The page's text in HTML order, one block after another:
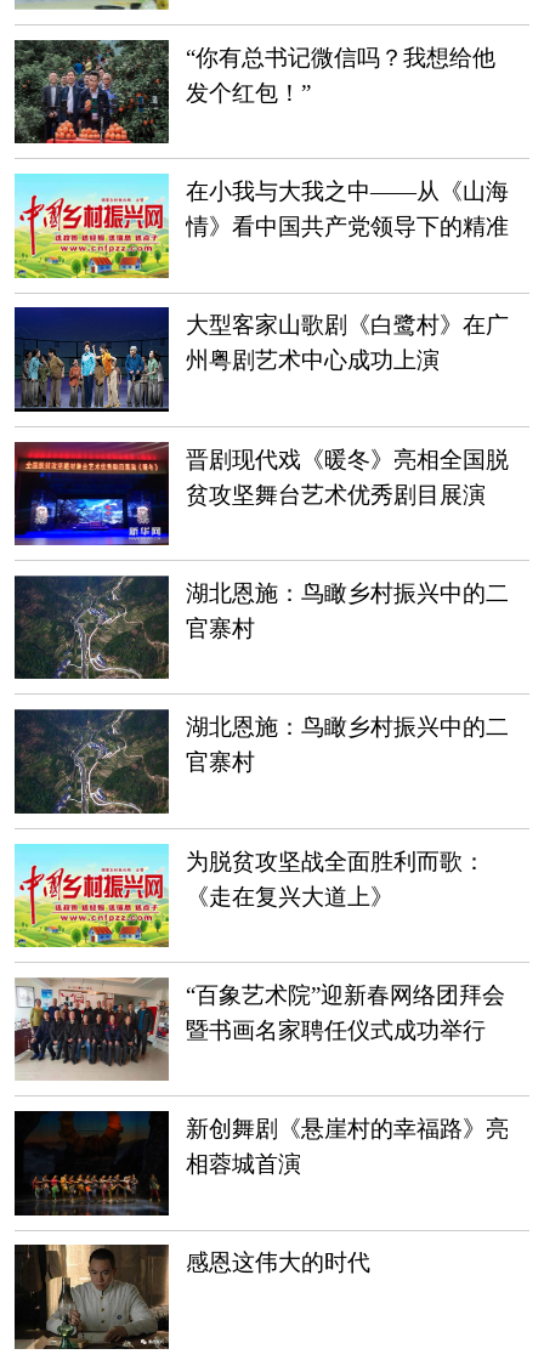
“你有总书记微信吗？我想给他
发个红包！”
在小我与大我之中——从《山海
情》看中国共产党领导下的精准
大型客家山歌剧《白鹭村》在广
州粤剧艺术中心成功上演
晋剧现代戏《暖冬》亮相全国脱
贫攻坚舞台艺术优秀剧目展演
湖北恩施：鸟瞰乡村振兴中的二
官寨村
湖北恩施：鸟瞰乡村振兴中的二
官寨村
为脱贫攻坚战全面胜利而歌：
《走在复兴大道上》
“百象艺术院”迎新春网络团拜会
暨书画名家聘任仪式成功举行
新创舞剧《悬崖村的幸福路》亮
相蓉城首演
感恩这伟大的时代